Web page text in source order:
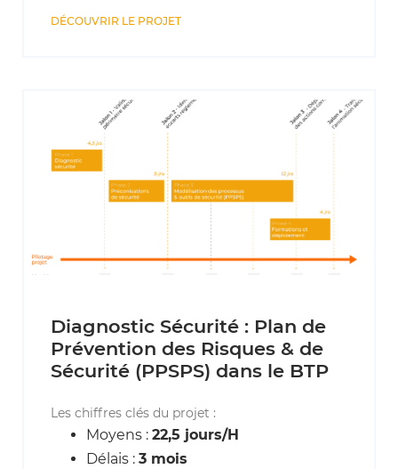
DÉCOUVRIR LE PROJET
Diagnostic Sécurité : Plan de
Prévention des Risques & de
Sécurité (PPSPS) dans le BTP
Les chiffres clés du projet :
Moyens : 22,5 jours/H
Délais : 3 mois